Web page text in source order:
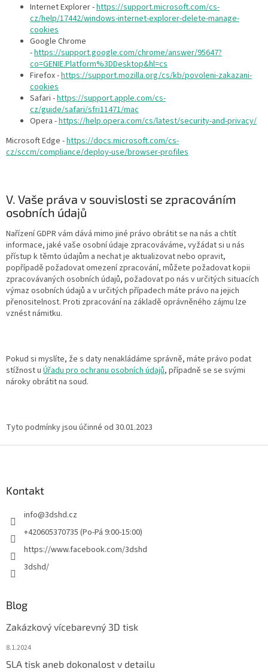
Internet Explorer -https://support.microsoft.com/cs-
cz/help/17442/windows-internet-explorer-delete-manage-
cookies
Google Chrome
-https://support.google.com/chrome/answer/95647?
co=GENIE.Platform%3DDesktop&hl=cs
Firefox -https://support.mozilla.org/cs/kb/povoleni-zakazani-
cookies
Safari -https://support.apple.com/cs-
cz/guide/safari/sfri11471/mac
Opera -https://help.opera.com/cs/latest/security-and-privacy/
Microsoft Edge -https://docs.microsoft.com/cs-
cz/sccm/compliance/deploy-use/browser-profiles
V. Vaše práva v souvislosti se zpracováním
osobních údajů
Nařízení GDPR vám dává mimo jiné právo obrátit se na nás a chtít
informace, jaké vaše osobní údaje zpracováváme, vyžádat si u nás
přístup k těmto údajům a nechat je aktualizovat nebo opravit,
popřípadě požadovat omezení zpracování, můžete požadovat kopii
zpracovávaných osobních údajů, požadovat po nás v určitých situacích
výmaz osobních údajů a v určitých případech máte právo na jejich
přenositelnost. Proti zpracování na základě oprávněného zájmu lze
vznést námitku.
Pokud si myslíte, že s daty nenakládáme správně, máte právo podat
stížnost u Úřadu pro ochranu osobních údajů, případně se se svými
nároky obrátit na soud.
Tyto podmínky jsou účinné od 30.01.2023
Kontakt
info@3dshd.cz
+420605370735 (Po-Pá 9:00-15:00)
https://www.facebook.com/3dshd
3dshd/
Blog
Zakázkový vícebarevný 3D tisk
8.1.2024
SLA tisk aneb dokonalost v detailu